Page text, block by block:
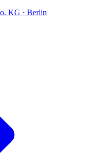
KG · Berlin